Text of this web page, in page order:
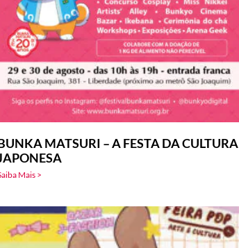
MATSURI – A FESTA DA CULTURA
Mais >